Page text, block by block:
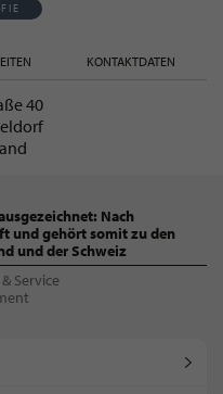
KONTAKTDATEN
40
Nach
und gehört somit zu den
und der Schweiz
Service